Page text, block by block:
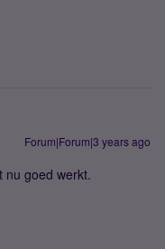
Forum|Forum|3 years ago
nu goed werkt.